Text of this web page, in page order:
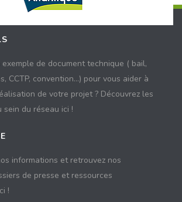
de document technique ( bail,
CCTP, convention...) pour vous aider à
de votre projet ? Découvrez les
du réseau ici !
informations et retrouvez nos
de presse et ressources
!